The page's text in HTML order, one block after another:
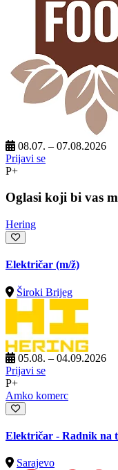
08.07. – 07.08.2026
Prijavi se
P+
Oglasi koji bi vas
Hering
Električar (m/ž)
Široki Brijeg
05.08. – 04.09.2026
Prijavi se
P+
Amko komerc
Električar - Radnik na
Sarajevo